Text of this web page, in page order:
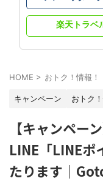
楽天トラベ
HOME > おトク！情報！
キャンペーン おトク
【キャンペー
LINE「LINEポ
たります｜